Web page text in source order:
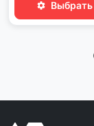
Выбрать